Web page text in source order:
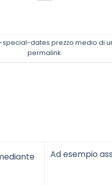
dates prezzo medio di
permalink.
Ad esempio